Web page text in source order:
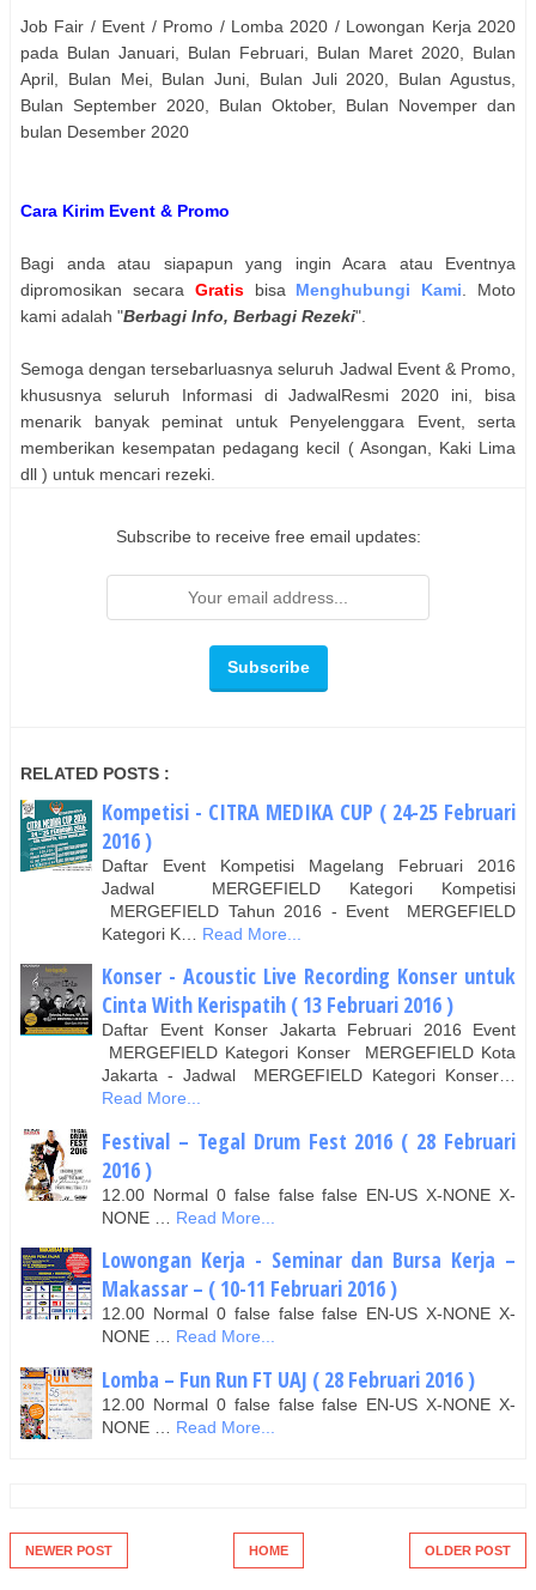
Job Fair / Event / Promo / Lomba 2020 / Lowongan Kerja 2020
pada Bulan Januari, Bulan Februari, Bulan Maret 2020, Bulan
April, Bulan Mei, Bulan Juni, Bulan Juli 2020, Bulan Agustus,
Bulan September 2020, Bulan Oktober, Bulan Novemper dan
bulan Desember 2020
Cara Kirim Event & Promo
Bagi anda atau siapapun yang ingin Acara atau Eventnya
dipromosikan secara Gratisbisa Menghubungi Kami . Moto
kami adalah "Berbagi Info, Berbagi Rezeki".
Semoga dengan tersebarluasnya seluruh Jadwal Event & Promo,
khususnya seluruh Informasi di JadwalResmi 2020 ini, bisa
menarik banyak peminat untuk Penyelenggara Event, serta
memberikan kesempatan pedagang kecil ( Asongan, Kaki Lima
dll ) untuk mencari rezeki.
Subscribe to receive free email updates:
RELATED POSTS :
Kompetisi - CITRA MEDIKA CUP ( 24-25 Februari
2016 )
Daftar Event Kompetisi Magelang Februari 2016
Jadwal MERGEFIELD Kategori Kompetisi
MERGEFIELD Tahun 2016 - Event MERGEFIELD
Kategori K…
Read More...
Konser - Acoustic Live Recording Konser untuk
Cinta With Kerispatih ( 13 Februari 2016 )
Daftar Event Konser Jakarta Februari 2016 Event
MERGEFIELD Kategori Konser MERGEFIELD Kota
Jakarta - Jadwal MERGEFIELD Kategori Konser…
Read More...
Festival – Tegal Drum Fest 2016 ( 28 Februari
2016 )
12.00 Normal 0 false false false EN-US X-NONE X-
NONE …
Read More...
Lowongan Kerja - Seminar dan Bursa Kerja –
Makassar – ( 10-11 Februari 2016 )
12.00 Normal 0 false false false EN-US X-NONE X-
NONE …
Read More...
Lomba – Fun Run FT UAJ ( 28 Februari 2016 )
12.00 Normal 0 false false false EN-US X-NONE X-
NONE …
Read More...
NEWER POST OLDER POST
HOME